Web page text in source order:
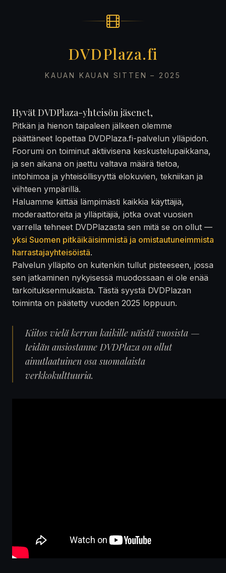
DVDPlaza.fi
KAUAN KAUAN SITTEN – 2025
Hyvät DVDPlaza-yhteisön jäsenet,
Pitkän ja hienon taipaleen jälkeen olemme
päättäneet lopettaa DVDPlaza.fi-palvelun ylläpidon.
Foorumi on toiminut aktiivisena keskustelupaikkana,
ja sen aikana on jaettu valtava määrä tietoa,
intohimoa ja yhteisöllisyyttä elokuvien, tekniikan ja
viihteen ympärillä.
Haluamme kiittää lämpimästi kaikkia käyttäjiä,
moderaattoreita ja ylläpitäjiä, jotka ovat vuosien
varrella tehneet DVDPlazasta sen mitä se on ollut —
yksi Suomen pitkäikäisimmistä ja omistautuneimmista
harrastajayhteisöistä.
Palvelun ylläpito on kuitenkin tullut pisteeseen, jossa
sen jatkaminen nykyisessä muodossaan ei ole enää
tarkoituksenmukaista. Tästä syystä DVDPlazan
toiminta on päätetty vuoden 2025 loppuun.
Kiitos vielä kerran kaikille näistä vuosista —
teidän ansiostanne DVDPlaza on ollut
ainutlaatuinen osa suomalaista
verkkokulttuuria.